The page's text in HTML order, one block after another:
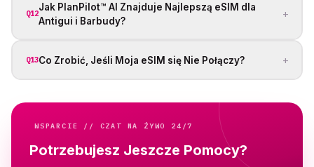
Q12
Jak PlanPilot™ AI Znajduje Najlepszą eSIM dla
Antigui i Barbudy?
+
Q13Co Zrobić, Jeśli Moja eSIM się Nie Połączy? +
WSPARCIE // CZAT NA ŻYWO 24/7
Potrzebujesz Jeszcze Pomocy?